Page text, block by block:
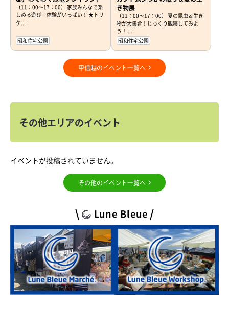
（11：00～17：00） 家族みんなで楽
しめる遊び・体験がいっぱい！ ★トリ
ケ...
昭和住宅公園
き物展
（11：00～17：00） 夏の昆虫＆生き
物が大集合！じっくり観察してみよ
う！ ...
昭和住宅公園
甲信越のイベント一覧へ
その他エリアのイベント
イベントが投稿されていません。
その他のイベント一覧へ
Lune Bleue